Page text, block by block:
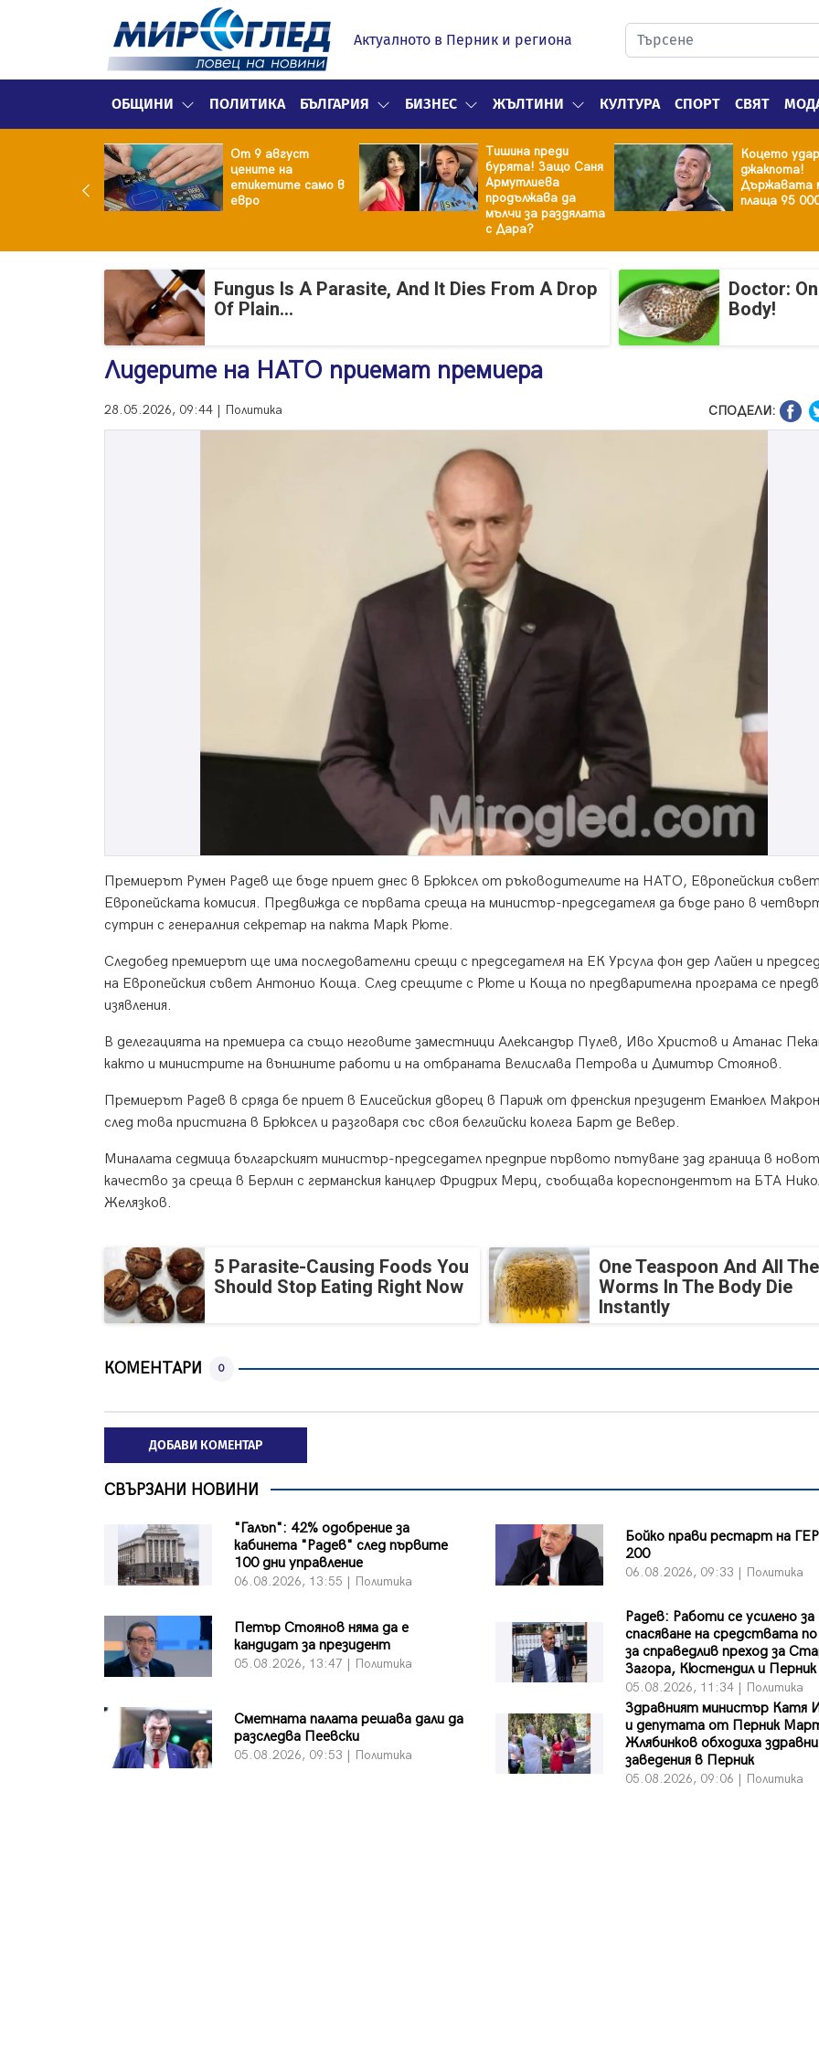
Актуалното в Перник и региона
ОБЩИНИ ПОЛИТИКА БЪЛГАРИЯ БИЗНЕС ЖЪЛТИНИ КУЛТУРА СПОРТ СВЯТ
От 9 август
цените на
етикетите само в
евро
Тишина преди
бурята! Защо Саня
Армутлиева
продължава да
мълчи за раздялата
с Дара?
Коцето
джакпота!
Държавата
плаща 95
Fungus Is A Parasite, And It Dies From A Drop
Of Plain...
Doctor:
Body!
Лидерите на НАТО приемат премиера
28.05.2026, 09:44 | Политика СПОДЕЛИ:
Премиерът Румен Радев ще бъде приет днес в Брюксел от ръководителите на НАТО, Европейския
Европейската комисия. Предвижда се първата среща на министър-председателя да бъде рано в
сутрин с генералния секретар на пакта Марк Рюте.
Следобед премиерът ще има последователни срещи с председателя на ЕК Урсула фон дер Лайен и
на Европейския съвет Антонио Коща. След срещите с Рюте и Коща по предварителна програма се
изявления.
В делегацията на премиера са също неговите заместници Александър Пулев, Иво Христов и Атанас
както и министрите на външните работи и на отбраната Велислава Петрова и Димитър Стоянов.
Премиерът Радев в сряда бе приет в Елисейския дворец в Париж от френския президент Еманюел
след това пристигна в Брюксел и разговаря със своя белгийски колега Барт де Вевер.
Миналата седмица българският министър-председател предприе първото пътуване зад граница в
качество за среща в Берлин с германския канцлер Фридрих Мерц, съобщава кореспондентът на БТА
Желязков.
5 Parasite-Causing Foods You
Should Stop Eating Right Now
One Teaspoon And All The
Worms In The Body Die
Instantly
КОМЕНТАРИ 0
ДОБАВИ КОМЕНТАР
СВЪРЗАНИ НОВИНИ
"Галъп": 42% одобрение за
кабинета "Радев" след първите
100 дни управление
06.08.2026, 13:55 | Политика
Бойко прави рестарт на
200
06.08.2026, 09:33 | Политика
Петър Стоянов няма да е
кандидат за президент
05.08.2026, 13:47 | Политика
Радев: Работи се усилено за
спасяване на средствата
за справедлив преход за
Загора, Кюстендил и Перник
05.08.2026, 11:34 | Политика
Сметната палата решава дали да
разследва Пеевски
05.08.2026, 09:53 | Политика
Здравният министър Катя
и депутата от Перник
Жлябинков обходиха здравни
заведения в Перник
05.08.2026, 09:06 | Политика